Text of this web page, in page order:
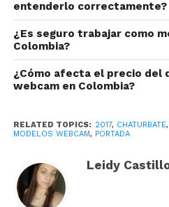
maravillosas, a las que
adoptado como parte de
A muchas modelos les
otras son catlovers, así
aquellas a las que les
entenderlo correctamente?
¿Es seguro trabajar como
Colombia?
¿Cómo afecta el precio del
webcam en Colombia?
RELATED TOPICS: 2017, CHATURBATE,
MODELOS WEBCAM, PORTADA
Leidy